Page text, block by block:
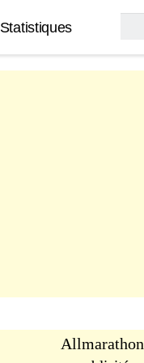
Statistiques
Allmarathon